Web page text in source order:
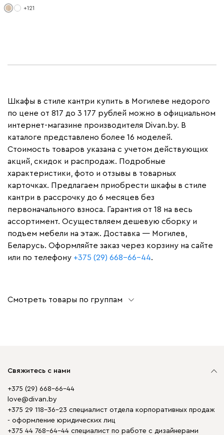
+121
Шкафы в стиле кантри купить в Могилеве недорого
по цене от 817 до 3 177 рублей можно в официальном
интернет-магазине производителя Divan.by. В
каталоге представлено более 16 моделей.
Стоимость товаров указана с учетом действующих
акций, скидок и распродаж. Подробные
характеристики, фото и отзывы в товарных
карточках. Предлагаем приобрести шкафы в стиле
кантри в рассрочку до 6 месяцев без
первоначального взноса. Гарантия от 18 на весь
ассортимент. Осуществляем дешевую сборку и
подъем мебели на этаж. Доставка — Могилев,
Беларусь. Оформляйте заказ через корзину на сайте
или по телефону +375 (29) 668-66-44.
Смотреть товары по группам
Свяжитесь с нами
+375 (29) 668-66-44
love@divan.by
+375 29 118-36-23 специалист отдела корпоративных продаж
- оформление юридических лиц
+375 44 768-64-44 специалист по работе с дизайнерами